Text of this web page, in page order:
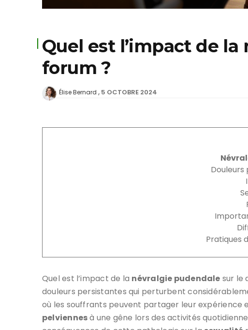
Quel est l’impact de
forum ?
Élise Bernard 5 OCTOBRE 2024
Pratiques
Quel est l’impact de la névralgie pudendale sur le
douleurs persistantes qui perturbent
où les souffrants peuvent partager leur expérience
pelviennesà une gêne lors des activités